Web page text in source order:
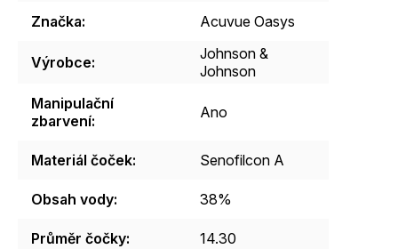
Značka: Acuvue Oasys
Výrobce:
Johnson &
Johnson
Manipulační
zbarvení: Ano
Materiál čoček: Senofilcon A
Obsah vody: 38%
Průměr čočky: 14.30